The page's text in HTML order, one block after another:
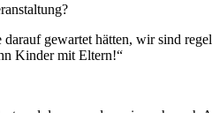
gewartet hätten, wir sind
Kinder mit Eltern!“